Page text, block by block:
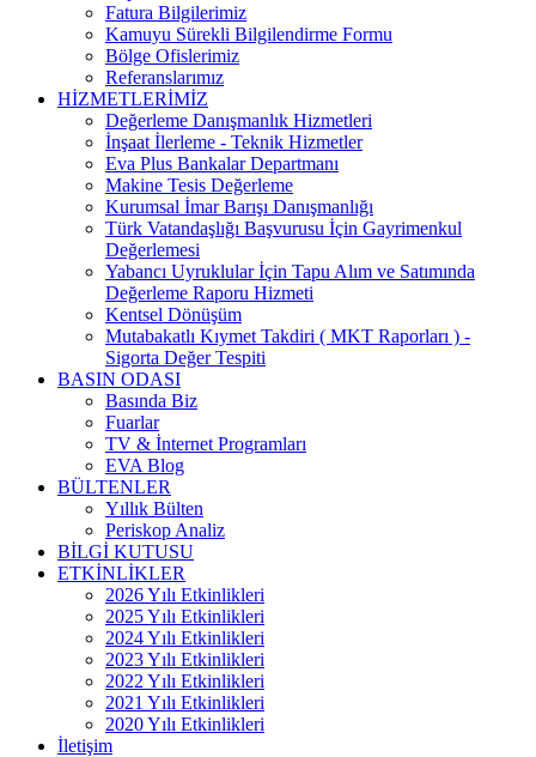
Fatura Bilgilerimiz
Kamuyu Sürekli Bilgilendirme Formu
Bölge Ofislerimiz
Referanslarımız
HİZMETLERİMİZ
Değerleme Danışmanlık Hizmetleri
İnşaat İlerleme - Teknik Hizmetler
Eva Plus Bankalar Departmanı
Makine Tesis Değerleme
Kurumsal İmar Barışı Danışmanlığı
Türk Vatandaşlığı Başvurusu İçin Gayrimenkul
Değerlemesi
Yabancı Uyruklular İçin Tapu Alım ve Satımında
Değerleme Raporu Hizmeti
Kentsel Dönüşüm
Mutabakatlı Kıymet Takdiri ( MKT Raporları ) -
Sigorta Değer Tespiti
BASIN ODASI
Basında Biz
Fuarlar
TV & İnternet Programları
EVA Blog
BÜLTENLER
Yıllık Bülten
Periskop Analiz
BİLGİ KUTUSU
ETKİNLİKLER
2026 Yılı Etkinlikleri
2025 Yılı Etkinlikleri
2024 Yılı Etkinlikleri
2023 Yılı Etkinlikleri
2022 Yılı Etkinlikleri
2021 Yılı Etkinlikleri
2020 Yılı Etkinlikleri
İletişim